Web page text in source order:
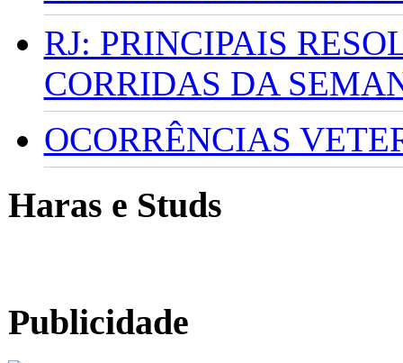
RJ: PRINCIPAIS
CORRIDAS DA
OCORRÊNCIAS
Haras e Studs
Publicidade